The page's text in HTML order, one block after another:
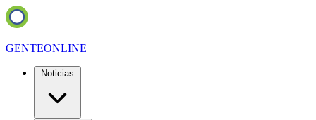
GENTEONLINE
Noticias